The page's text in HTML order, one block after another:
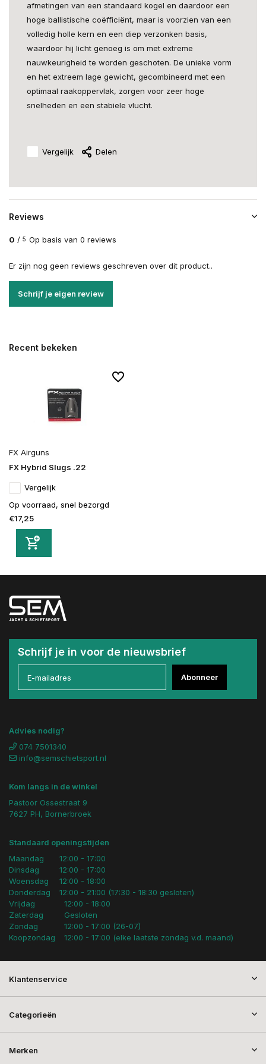
afmetingen van een standaard kogel en daardoor een
hoge ballistische coëfficiënt, maar is voorzien van een
volledig holle kern en een diep verzonken basis,
waardoor hij licht genoeg is om met extreme
nauwkeurigheid te worden geschoten. De unieke vorm
en het extreem lage gewicht, gecombineerd met een
optimaal raakoppervlak, zorgen voor zeer hoge
snelheden en een stabiele vlucht.
Vergelijk Delen
Reviews
0 / 5 Op basis van 0 reviews
Er zijn nog geen reviews geschreven over dit product..
Schrijf je eigen review
Recent bekeken
FX Airguns
FX Hybrid Slugs .22
Vergelijk
Op voorraad, snel bezorgd
€17,25
Schrijf je in voor de nieuwsbrief
Abonneer
Advies nodig?
074 7501340
info@semschietsport.nl
Kom langs in de winkel
Pastoor Ossestraat 9
7627 PH, Bornerbroek
Standaard openingstijden
Maandag
Dinsdag
Woensdag
Donderdag
12:00 - 17:00
12:00 - 17:00
12:00 - 18:00
12:00 - 21:00 (17:30 - 18:30 gesloten)
Vrijdag
Zaterdag
Zondag
Koopzondag
12:00 - 18:00
Gesloten
12:00 - 17:00 (26-07)
12:00 - 17:00 (elke laatste zondag v.d. maand)
Klantenservice
Categorieën
Merken